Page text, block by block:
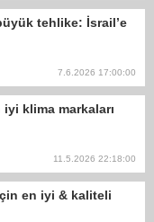
tehlike: İsrail’e
7.6.2026 17:00:00
klima markaları
11.5.2026 22:18:00
en iyi & kaliteli